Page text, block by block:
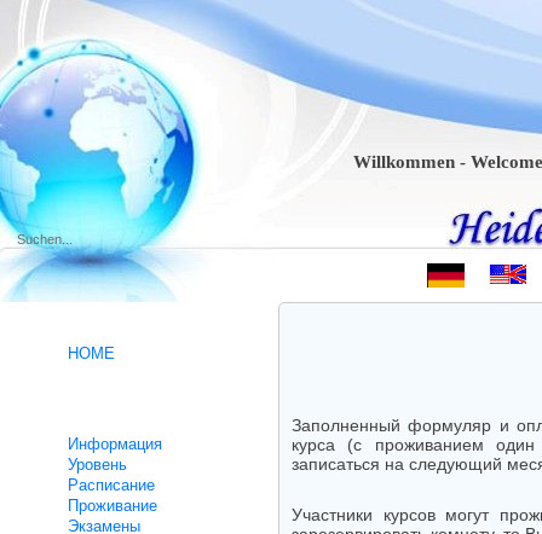
Willkommen - Welcome -
HOME
Информация
Уровень
Расписание
Проживание
Экзамены
Заполненный формуляр и
курса (с проживанием
записаться на следующий
Участники курсов могут